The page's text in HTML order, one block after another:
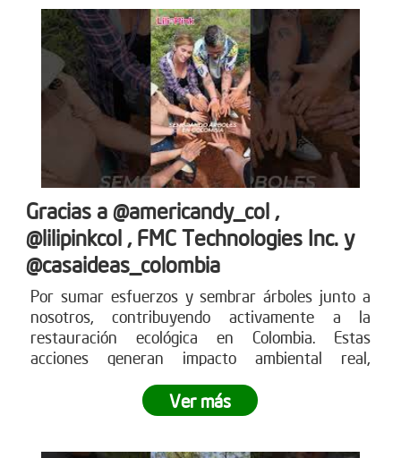
Gracias a @americandy_col ,
@lilipinkcol , FMC Technologies Inc. y
@casaideas_colombia
Por sumar esfuerzos y sembrar árboles junto a
nosotros, contribuyendo activamente a la
restauración ecológica en Colombia. Estas
acciones generan impacto ambiental real,
compromiso empresarial puede transformar el
¿Tu empresa también quiere ser parte
Ver más